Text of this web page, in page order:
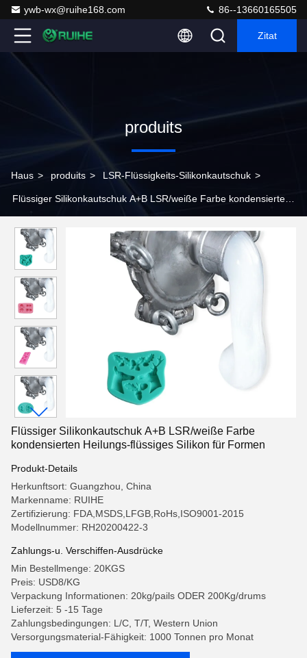
ywb-wx@ruihe168.com 86--13660165505
Zitat
produits
Haus > produits > LSR-Flüssigkeits-Silikonkautschuk >
Flüssiger Silikonkautschuk A+B LSR/weiße Farbe kondensierten
Flüssiger Silikonkautschuk A+B LSR/weiße Farbe
kondensierten Heilungs-flüssiges Silikon für Formen
Produkt-Details
Herkunftsort: Guangzhou, China
Markenname: RUIHE
Zertifizierung: FDA,MSDS,LFGB,RoHs,ISO9001-2015
Modellnummer: RH20200422-3
Zahlungs-u. Verschiffen-Ausdrücke
Min Bestellmenge: 20KGS
Preis: USD8/KG
Verpackung Informationen: 20kg/pails ODER 200Kg/drums
Lieferzeit: 5 -15 Tage
Zahlungsbedingungen: L/C, T/T, Western Union
Versorgungsmaterial-Fähigkeit: 1000 Tonnen pro Monat